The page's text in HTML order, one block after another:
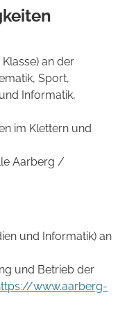
an der
Sport,
Informatik,
im Klettern und
Aarberg /
und Informatik) an
und Betrieb der
www.aarberg-